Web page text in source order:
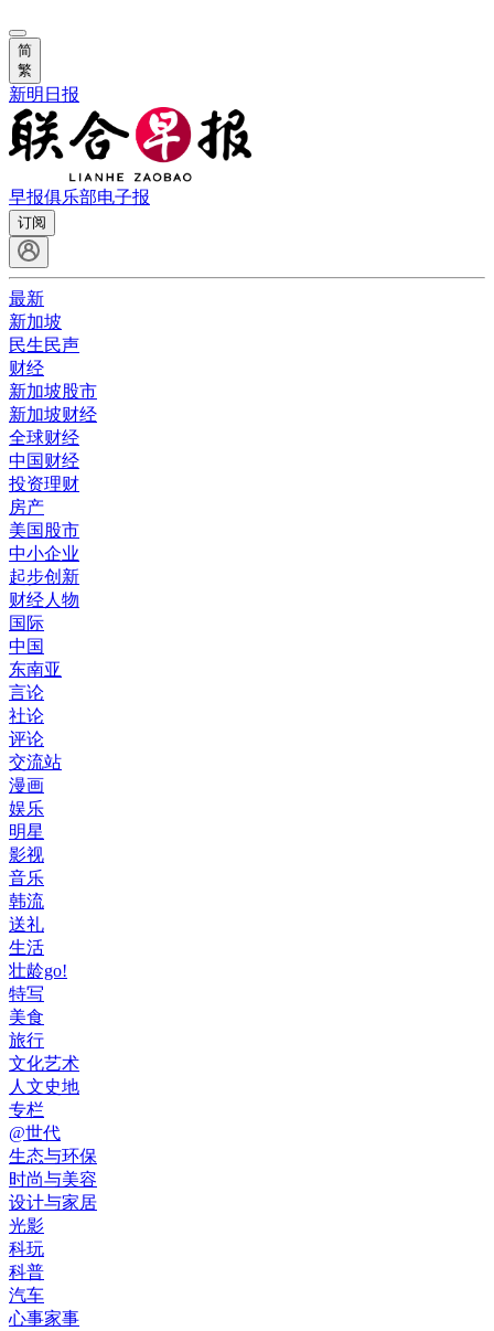
简
繁
新明日报
早报俱乐部电子报
订阅
最新
新加坡
民生民声
财经
新加坡股市
新加坡财经
全球财经
中国财经
投资理财
房产
美国股市
中小企业
起步创新
财经人物
国际
中国
东南亚
言论
社论
评论
交流站
漫画
娱乐
明星
影视
音乐
韩流
送礼
生活
壮龄go!
特写
美食
旅行
文化艺术
人文史地
专栏
@世代
生态与环保
时尚与美容
设计与家居
光影
科玩
科普
汽车
心事家事